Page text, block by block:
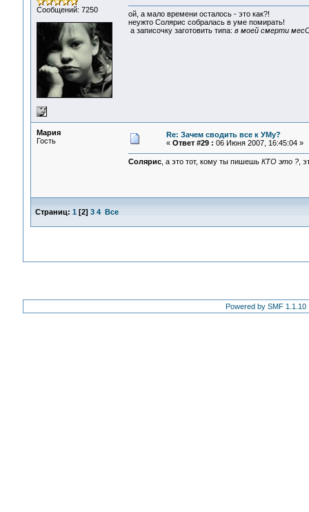
Сообщений: 7250
ой, а мало времени осталось - это как?!
неужто Солярис собралась в уме помирать!
а записочку заготовить типа: в моей смерти
Мария
Гость
Re: Зачем сводить все к УМу?
« Ответ #29 : 06 Июня 2007, 16:45:04 »
Солярис, а это тот, кому ты пишешь КТО это ?,
Страниц: 1 [2] 3 4 Все
Powered by SMF 1.1.10